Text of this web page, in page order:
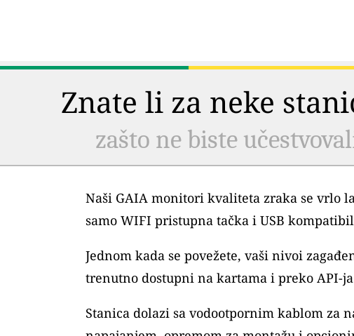
Znate li za neke
zašto ne biste
Naši GAIA monitori kvaliteta zraka se vrlo
samo WIFI pristupna tačka i USB
Jednom kada se povežete, vaši nivoi
trenutno dostupni na kartama i preko API-
Stanica dolazi sa vodootpornim kablom za